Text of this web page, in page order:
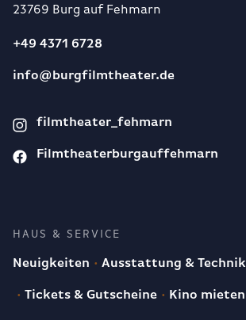
23769 Burg auf Fehmarn
+49 4371 6728
info@burgfilmtheater.de
filmtheater_fehmarn
Filmtheaterburgauffehmarn
HAUS & SERVICE
Neuigkeiten Ausstattung & Technik
Tickets & Gutscheine Kino mieten